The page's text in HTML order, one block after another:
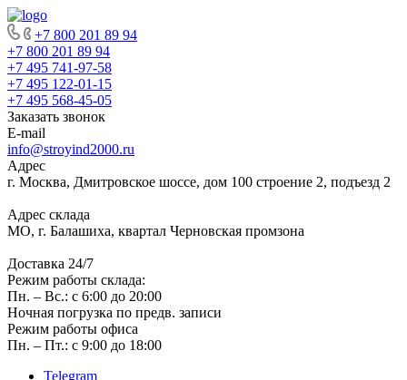
+7 800 201 89 94
+7 800 201 89 94
+7 495 741-97-58
+7 495 122-01-15
+7 495 568-45-05
Заказать звонок
E-mail
info@stroyind2000.ru
Адрес
г. Москва, Дмитровское шоссе, дом 100 строение 2, подъезд 2
Адрес склада
МО, г. Балашиха, квартал Черновская промзона
Доставка 24/7
Режим работы склада:
Пн. – Вс.: с 6:00 до 20:00
Ночная погрузка по предв. записи
Режим работы офиса
Пн. – Пт.: с 9:00 до 18:00
Telegram